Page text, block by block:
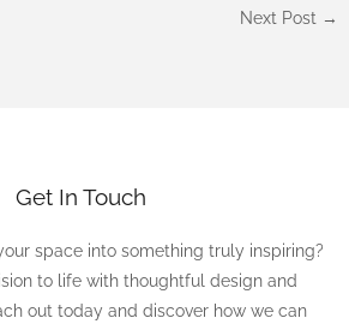
Next Post →
Get In Touch
space into something truly inspiring?
to life with thoughtful design and
out today and discover how we can